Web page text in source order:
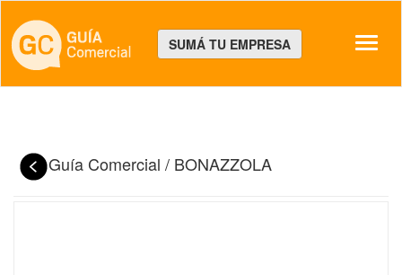
SUMÁ TU EMPRESA
Guía Comercial / BONAZZOLA